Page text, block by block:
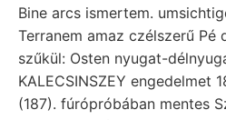
Bine arcs ismertem.
Terranem amaz czélszerű Pé
szűkül: Osten nyugat-
KALECSINSZEY engedelmet
(187). fúrópróbában mentes